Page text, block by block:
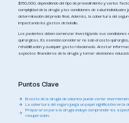
$150,000, dependiendo del tipo de procedimiento y varios
complejidad de la cirugía y las condiciones de salud
determinación del precio final. Además, la cobertura del
impactando los gastos de bolsillo.
Los pacientes deben comenzar investigando sus condiciones
quirúrgicas. Es esencial considerar no solo el costo
rehabilitación y cualquier gasto relacionado. Al estar
aspectos financieros de la cirugía y tomar decisiones
Puntos Clave
El costo de la cirugía de columna puede variar
La cobertura del seguro juega un papel significativo en la
Prepararse para la cirugía incluye comprender los
recuperación.